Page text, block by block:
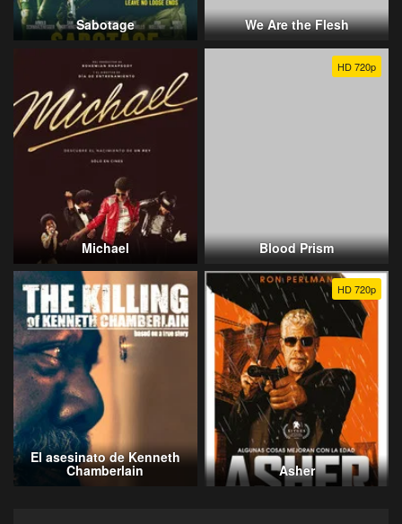
Sabotage We Are the Flesh
Michael
HD 720p
Blood Prism
El asesinato de Kenneth
Chamberlain
HD 720p
Asher